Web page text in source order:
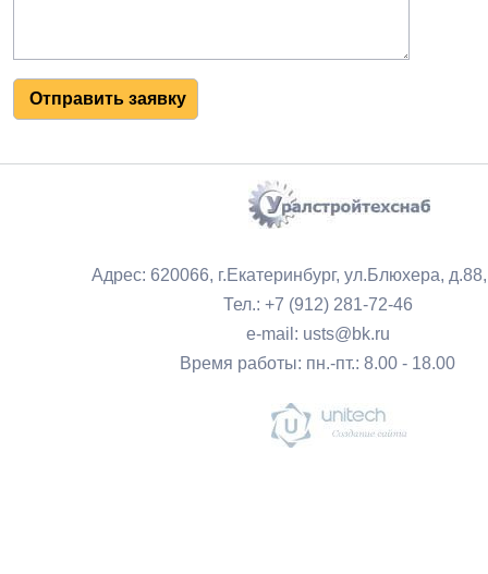
Адрес: 620066, г.Екатеринбург, ул.Блюхера,
Тел.: +7 (912) 281-72-46
e-mail: usts@bk.ru
Время работы: пн.-пт.: 8.00 - 18.00